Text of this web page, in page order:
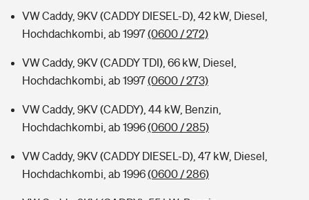
Kinderunfall-Check: Mehr Sicherheit für deine Kids
Typklassen: So ist Ihr Auto eingestuft
VW Caddy, 9KV (CADDY DIESEL-D), 42 kW, Diesel,
Hochdachkombi, ab 1997(0600 / 272)
VW Caddy, 9KV (CADDY TDI), 66 kW, Diesel,
Hochdachkombi, ab 1997(0600 / 273)
VW Caddy, 9KV (CADDY), 44 kW, Benzin,
Hochdachkombi, ab 1996(0600 / 285)
VW Caddy, 9KV (CADDY DIESEL-D), 47 kW, Diesel,
Hochdachkombi, ab 1996(0600 / 286)